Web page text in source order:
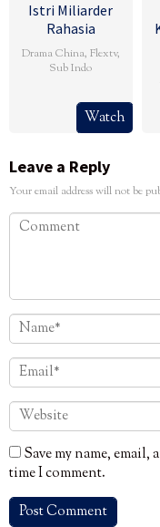
Istri Miliarder
Rahasia
Drama China, Flextv,
Sub Indo
Watch
Leave a Reply
Your email address will not be
Save my name,
time I comment.